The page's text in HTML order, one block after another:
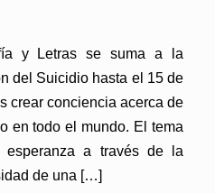
y Letras se suma a la
del Suicidio hasta el 15 de
crear conciencia acerca de
en todo el mundo. El tema
a través de la
de una […]